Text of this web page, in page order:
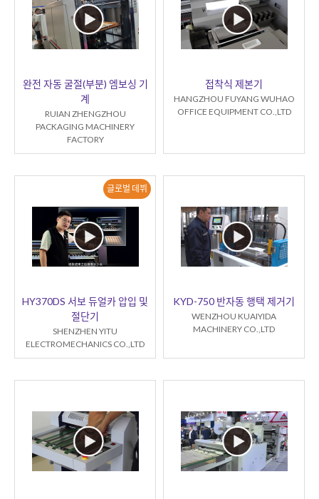
완전 자동 굴절(부분) 엠보싱 기
계
RUIAN ZHENGZHOU
PACKAGING MACHINERY
FACTORY
접착식 제본기
HANGZHOU FUYANG WUHAO
OFFICE EQUIPMENT CO.,LTD
글로벌 데뷔
HY370DS 서보 듀얼카 압입 및
절단기
SHENZHEN YITU
ELECTROMECHANICS CO.,LTD
KYD-750 반자동 행택 제거기
WENZHOU KUAIYIDA
MACHINERY CO.,LTD